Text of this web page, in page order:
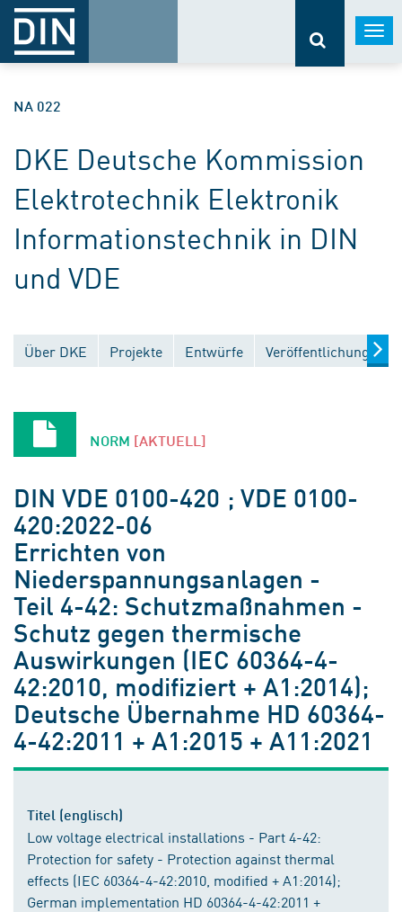
NA 022
DKE Deutsche Kommission
Elektrotechnik Elektronik
Informationstechnik in DIN
und VDE
Über DKE Projekte Entwürfe Veröffentlichungen
NORM [AKTUELL]
DIN VDE 0100-420 ; VDE 0100-
420:2022-06
Errichten von
Niederspannungsanlagen -
Teil 4-42: Schutzmaßnahmen -
Schutz gegen thermische
Auswirkungen (IEC 60364-4-
42:2010, modifiziert + A1:2014);
Deutsche Übernahme HD 60364-
4-42:2011 + A1:2015 + A11:2021
Titel (englisch)
Low voltage electrical installations - Part 4-42:
Protection for safety - Protection against thermal
effects (IEC 60364-4-42:2010, modified + A1:2014);
German implementation HD 60364-4-42:2011 +